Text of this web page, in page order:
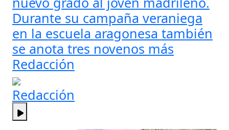
Durante su campaña veraniega
en la escuela aragonesa también
se anota tres novenos más
Redacción
Redacción